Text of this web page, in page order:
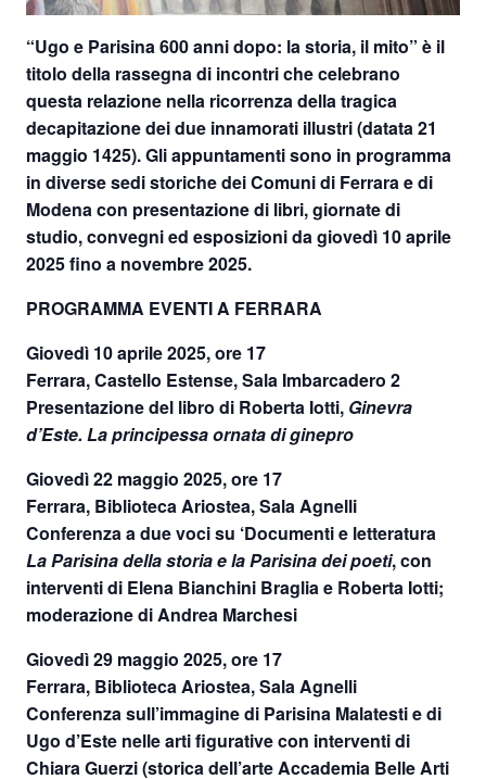
“Ugo e Parisina 600 anni dopo: la storia, il mito” è il
titolo della rassegna di incontri che celebrano
questa relazione nella ricorrenza della tragica
decapitazione dei due innamorati illustri (datata 21
maggio 1425). Gli appuntamenti sono in programma
in diverse sedi storiche dei Comuni di Ferrara e di
Modena con presentazione di libri, giornate di
studio, convegni ed esposizioni dagiovedì 10 aprile
2025 fino a novembre 2025.
PROGRAMMA EVENTI A FERRARA
Giovedì 10 aprile 2025,ore 17
Ferrara, Castello Estense, Sala Imbarcadero 2
Presentazione del libro di Roberta Iotti, Ginevra
d’Este. La principessa ornata di ginepro
Giovedì 22 maggio 2025,ore 17
Ferrara, Biblioteca Ariostea, Sala Agnelli
Conferenza a due voci su ‘Documenti e letteratura
La Parisina della storia e la Parisina dei poeti, con
interventi di Elena Bianchini Braglia e Roberta Iotti;
moderazione di Andrea Marchesi
Giovedì 29 maggio 2025,ore 17
Ferrara, Biblioteca Ariostea, Sala Agnelli
Conferenza sull’immagine di Parisina Malatesti e di
Ugo d’Este nelle arti figurative con interventi di
Chiara Guerzi (storica dell’arte Accademia Belle Arti